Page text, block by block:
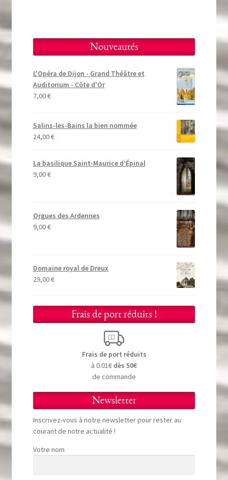
Nouveautés
L'Opéra de Dijon - Grand Théâtre et
Auditorium - Côte d'Or
7,00€
Salins-les-Bains la bien nommée
24,00€
La basilique Saint-Maurice d’Épinal
9,00€
Orgues des Ardennes
9,00€
Domaine royal de Dreux
29,00€
Frais de port réduits !
Frais de port réduits
à 0.01€ dès 50€
de commande
Newsletter
Inscrivez-vous à notre newsletter pour rester au
courant de notre actualité !
Votre nom